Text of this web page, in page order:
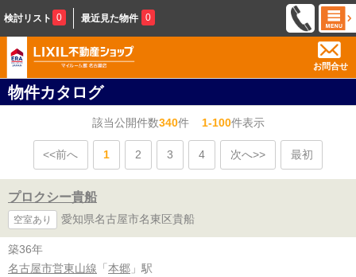
検討リスト 0 最近見た物件 0
お問合せ
物件カタログ
該当公開件数340件1-100件表示
<<前へ 1 2 3 4 次へ>> 最初
プロクシー貴船
空室あり 愛知県名古屋市名東区貴船
築36年
名古屋市営東山線 「 本郷 」駅